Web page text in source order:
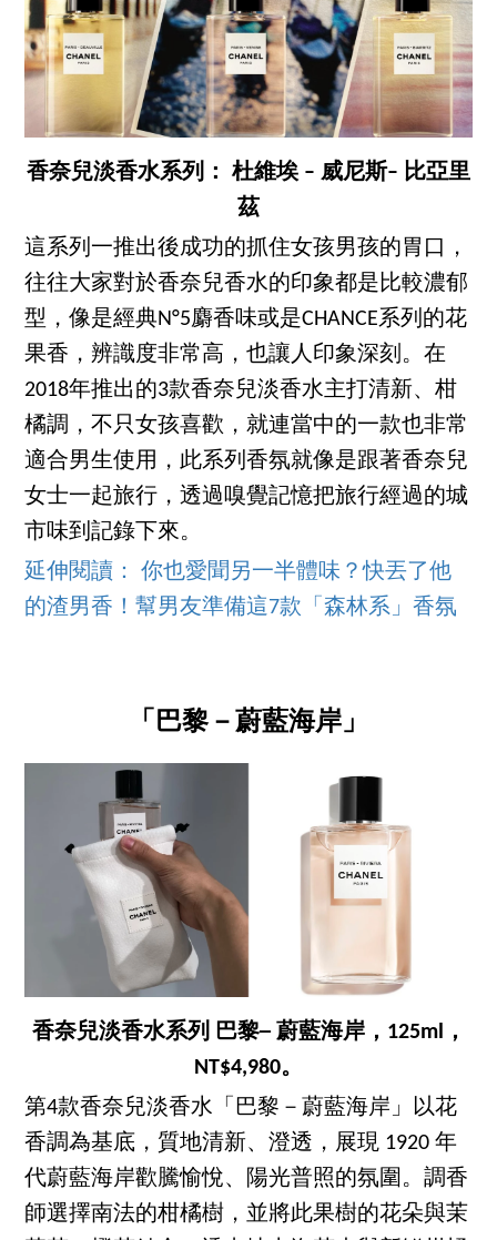
香奈兒淡香水系列： 杜維埃 – 威尼斯– 比亞里
茲
這系列一推出後成功的抓住女孩男孩的胃口，
往往大家對於香奈兒香水的印象都是比較濃郁
型，像是經典N°5麝香味或是CHANCE系列的花
果香，辨識度非常高，也讓人印象深刻。在
2018年推出的3款香奈兒淡香水主打清新、柑
橘調，不只女孩喜歡，就連當中的一款也非常
適合男生使用，此系列香氛就像是跟著香奈兒
女士一起旅行，透過嗅覺記憶把旅行經過的城
市味到記錄下來。
延伸閱讀： 你也愛聞另一半體味？快丟了他
的渣男香！幫男友準備這7款「森林系」香氛
「巴黎－蔚藍海岸」
香奈兒淡香水系列 巴黎─ 蔚藍海岸，125ml，
NT$4,980。
第4款香奈兒淡香水「巴黎－蔚藍海岸」以花
香調為基底，質地清新、澄透，展現 1920 年
代蔚藍海岸歡騰愉悅、陽光普照的氛圍。調香
師選擇南法的柑橘樹，並將此果樹的花朵與茉